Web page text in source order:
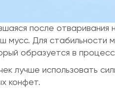
после отваривания
мусс. Для стабильности
образуется в
лучше использовать
конфет.